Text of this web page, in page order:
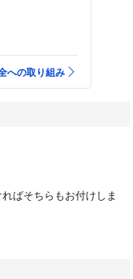
への取り組み
ばそちらもお付けしま